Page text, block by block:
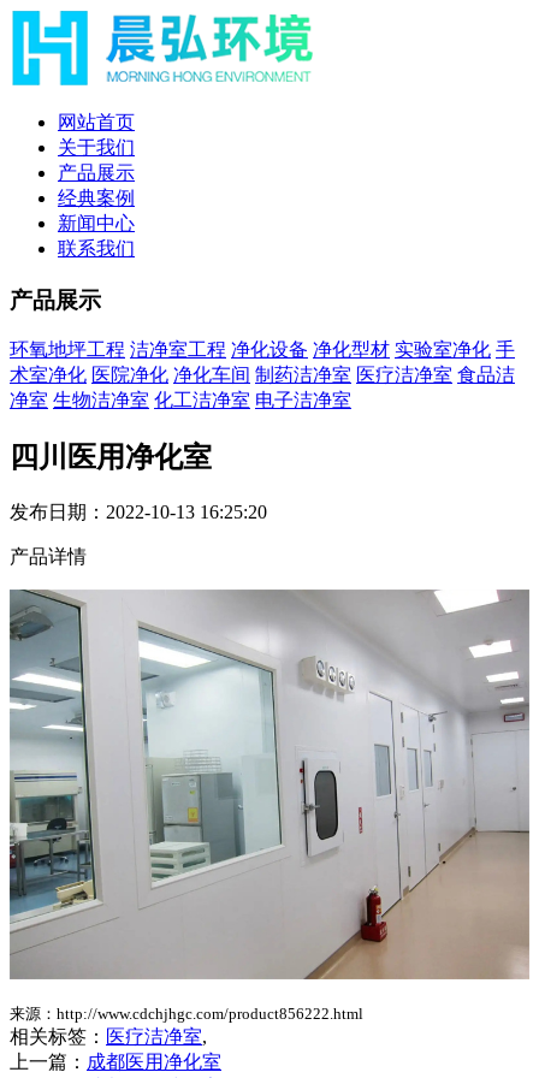
网站首页
关于我们
产品展示
经典案例
新闻中心
联系我们
产品展示
环氧地坪工程 洁净室工程 净化设备 净化型材 实验室净化 手
术室净化 医院净化 净化车间 制药洁净室 医疗洁净室 食品洁
净室 生物洁净室 化工洁净室 电子洁净室
四川医用净化室
发布日期：2022-10-13 16:25:20
产品详情
来源：http://www.cdchjhgc.com/product856222.html
相关标签： 医疗洁净室,
上一篇： 成都医用净化室